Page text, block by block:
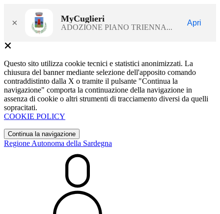
× MyCuglieri
ADOZIONE PIANO TRIENNA...
Apri
Questo sito utilizza cookie tecnici e statistici anonimizzati. La
chiusura del banner mediante selezione dell'apposito comando
contraddistinto dalla X o tramite il pulsante "Continua la
navigazione" comporta la continuazione della navigazione in
assenza di cookie o altri strumenti di tracciamento diversi da quelli
sopracitati.
COOKIE POLICY
Continua la navigazione
Regione Autonoma della Sardegna